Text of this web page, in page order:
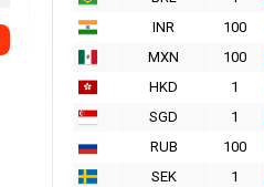
INR
100
MXN
100
HKD
1
SGD
1
RUB
100
SEK
1